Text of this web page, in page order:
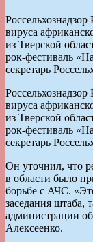
вируса
из Тверской
рок-фестиваль
секретарь
вируса
из Тверской
рок-фестиваль
секретарь
Он уточнил, что
в области было
борьбе с АЧС.
заседания штаба,
администрации
Алексеенко.